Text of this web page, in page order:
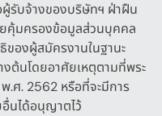
รับจ้างของบริษัทฯ ฝ่าฝืน
คุ้มครองข้อมูลส่วนบุคคล
องผู้สมัครงานในฐานะ
ต้นโดยอาศัยเหตุตามที่พระ
.ศ. 2562 หรือที่จะมีการ
นได้อนุญาตไว้